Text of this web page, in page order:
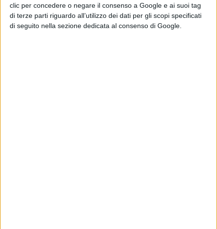
clic per concedere o negare il consenso a Google e ai suoi tag
di terze parti riguardo all’utilizzo dei dati per gli scopi specificati
di seguito nella sezione dedicata al consenso di Google.